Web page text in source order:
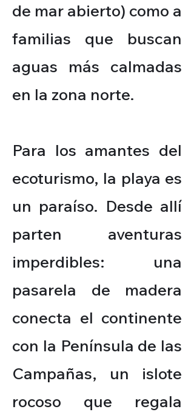
de mar abierto) como a
familias que buscan
aguas más calmadas
en la zona norte.
Para los amantes del
ecoturismo, la playa es
un paraíso. Desde allí
parten aventuras
imperdibles: una
pasarela de madera
conecta el continente
con la Península de las
Campañas, un islote
rocoso que regala